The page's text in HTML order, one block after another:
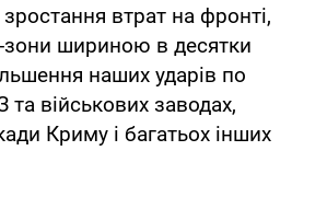
втрат на фронті,
зони шириною в десятки
наших ударів по
та військових заводах,
Криму і багатьох інших